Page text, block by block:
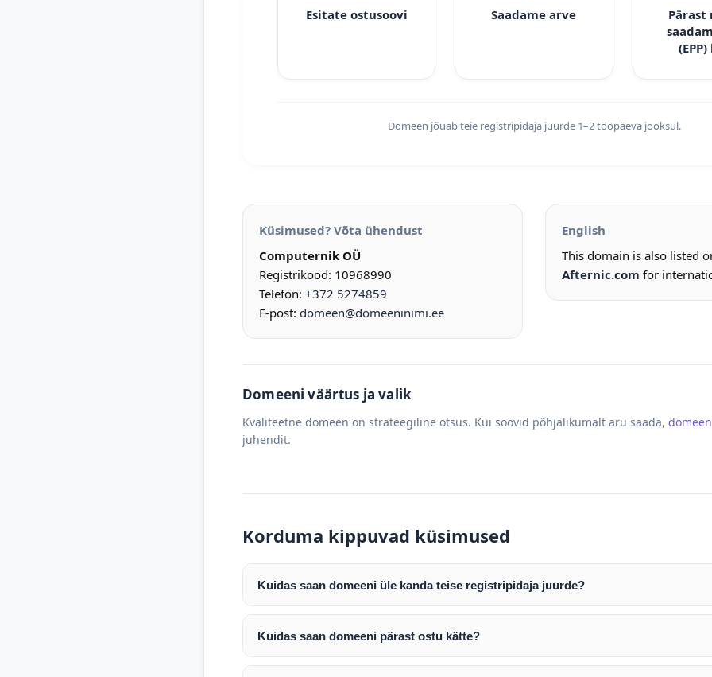
Esitate ostusoovi Saadame arve
Pärast
Domeen jõuab teie registripidaja juurde 1–2 tööpäeva jooksul.
Küsimused? Võta ühendust
Computernik OÜ
Registrikood: 10968990
Telefon: +372 5274859
E-post: domeen@domeeninimi.ee
English
This domain is also listed
Afternic.com for
Domeeni väärtus ja valik
Kvaliteetne domeen on strateegiline otsus. Kui soovid põhjalikumalt aru saada,
juhendit.
Korduma kippuvad küsimused
Kuidas saan domeeni üle kanda teise registripidaja juurde?
Pärast makse laekumist edastame teile domeeni AUTH (EPP) koodi. Selle abil saate
enda valitud registripidaja juurde.
Domeeni ülekandmine toimub registripidajate vahelise protsessina ning võib võtta
Kuidas saan domeeni pärast ostu kätte?
Pärast ostu vormistamist väljastame arve. Maksekinnituse järel edastame teile